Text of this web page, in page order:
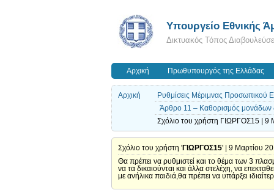
Υπουργείο Εθνικής
Δικτυακός Τόπος
Αρχική Πρωθυπουργός της Ελλάδας
Αρχική
Ρυθμίσεις Μέριμνας Προσωπικού
Άρθρο 11 – Καθορισμός μονάδων
Σχόλιο του χρήστη ΓΙΩΡΓΟΣ15 | 9
Σχόλιο του χρήστη 'ΓΙΩΡΓΟΣ15' | 9 Μαρτίου
Θα πρέπει να ρυθμιστεί και το θέμα των 3
να τα δικαιούνται και άλλα στελέχη, να
με ανήλικα παιδιά,θα πρέπει να υπάρξει